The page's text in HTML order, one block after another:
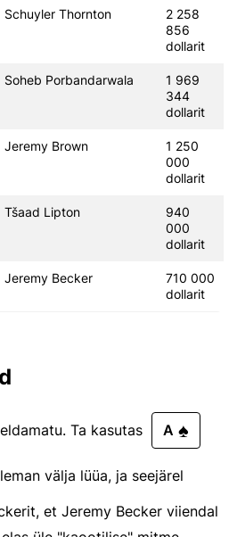
Schuyler Thornton
2 258
856
dollarit
Soheb Porbandarwala
1 969
344
dollarit
Jeremy Brown
1 250
000
dollarit
Tšaad Lipton
940
000
dollarit
Jeremy Becker
710 000
dollarit
Ta kasutas A ♠
välja lüüa, ja seejärel
et Jeremy Becker viiendal